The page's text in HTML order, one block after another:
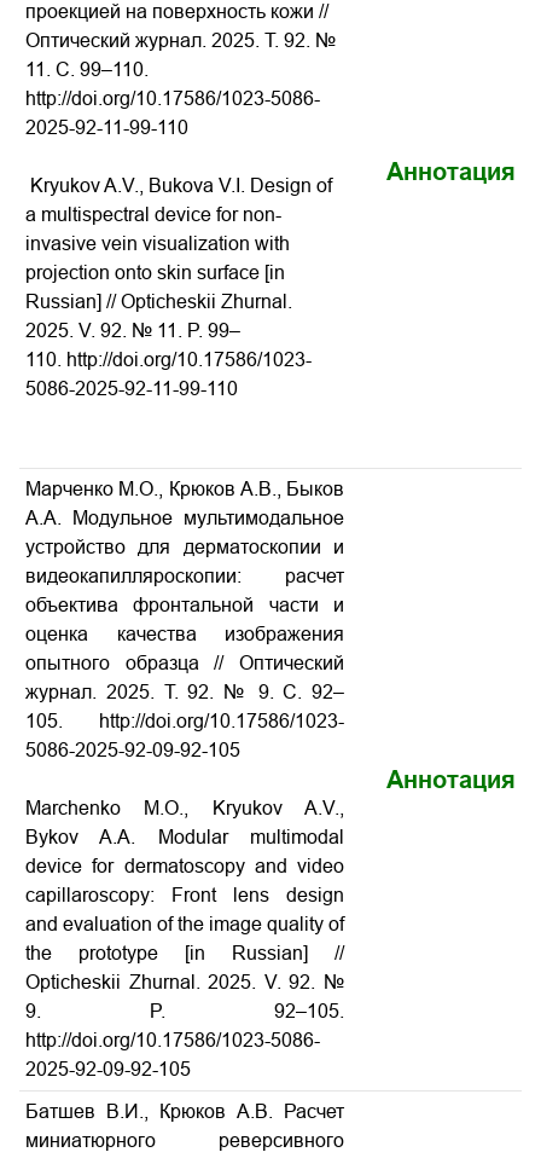
проекцией на поверхность кожи //
Оптический журнал. 2025. Т. 92. №
11. С. 99–110.
http://doi.org/10.17586/1023-5086-
2025-92-11-99-110
Kryukov A.V., Bukova V.I. Design of
a multispectral device for non-
invasive vein visualization with
projection onto skin surface [in
Russian] // Opticheskii Zhurnal.
2025. V. 92. № 11. P. 99–
110. http://doi.org/10.17586/1023-
5086-2025-92-11-99-110
Аннотация
Марченко М.О., Крюков А.В., Быков
А.А. Модульное мультимодальное
устройство для дерматоскопии и
видеокапилляроскопии: расчет
объектива фронтальной части и
оценка качества изображения
опытного образца // Оптический
журнал. 2025. Т. 92. № 9. С. 92–
105.
http://doi.org/10.17586/1023-
5086-2025-92-09-92-105
Marchenko M.O., Kryukov A.V.,
Bykov A.A. Modular multimodal
device for dermatoscopy and video
capillaroscopy: Front lens design
and evaluation of the image quality of
the prototype [in Russian] //
Opticheskii Zhurnal. 2025. V. 92. №
9. P. 92–105.
http://doi.org/10.17586/1023-5086-
2025-92-09-92-105
Аннотация
Батшев В.И., Крюков А.В. Расчет
миниатюрного реверсивного